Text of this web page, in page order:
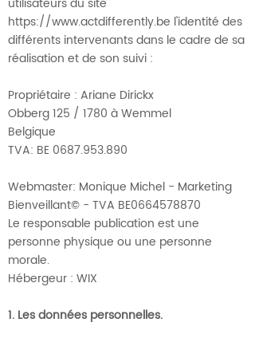
https://www.actdifferently.be l'identité des
différents intervenants dans le cadre de sa
réalisation et de son suivi :
Propriétaire : Ariane Dirickx
Obberg 125 / 1780 à Wemmel
Belgique
TVA: BE 0687.953.890
Webmaster: Monique Michel - Marketing
Bienveillant© - TVA BE0664578870
Le responsable publication est une
personne physique ou une personne
morale.
Hébergeur : WIX
1. Les données personnelles.